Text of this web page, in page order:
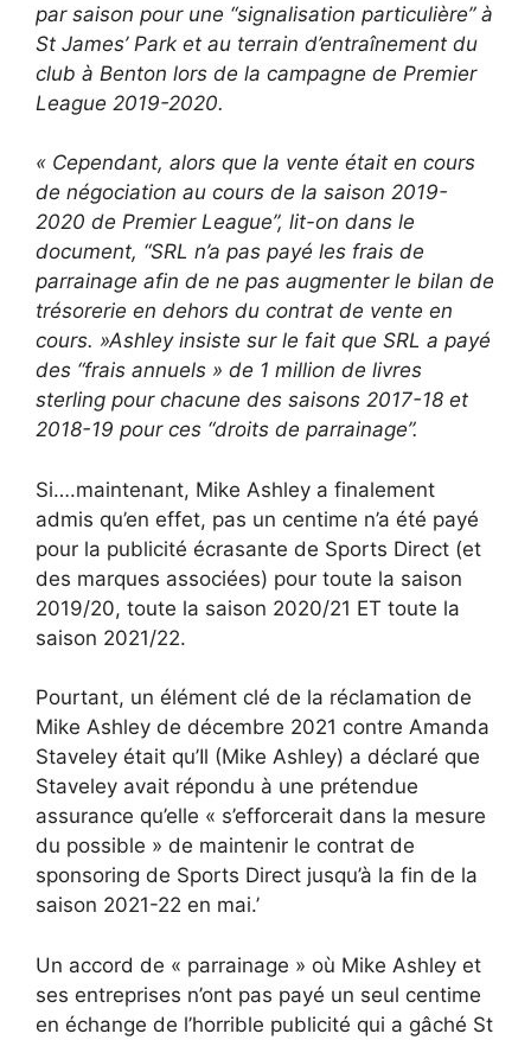
par saison pour une “signalisation particulière” à
St James’ Park et au terrain d’entraînement du
club à Benton lors de la campagne de Premier
League 2019-2020.
« Cependant, alors que la vente était en cours
de négociation au cours de la saison 2019-
2020 de Premier League”, lit-on dans le
document, “SRL n’a pas payé les frais de
parrainage afin de ne pas augmenter le bilan de
trésorerie en dehors du contrat de vente en
cours. »Ashley insiste sur le fait que SRL a payé
des “frais annuels » de 1 million de livres
sterling pour chacune des saisons 2017-18 et
2018-19 pour ces “droits de parrainage”.
Si….maintenant, Mike Ashley a finalement
admis qu’en effet, pas un centime n’a été payé
pour la publicité écrasante de Sports Direct (et
des marques associées) pour toute la saison
2019/20, toute la saison 2020/21 ET toute la
saison 2021/22.
Pourtant, un élément clé de la réclamation de
Mike Ashley de décembre 2021 contre Amanda
Staveley était qu’Il (Mike Ashley) a déclaré que
Staveley avait répondu à une prétendue
assurance qu’elle « s’efforcerait dans la mesure
du possible » de maintenir le contrat de
sponsoring de Sports Direct jusqu’à la fin de la
saison 2021-22 en mai.’
Un accord de « parrainage » où Mike Ashley et
ses entreprises n’ont pas payé un seul centime
en échange de l’horrible publicité qui a gâché St